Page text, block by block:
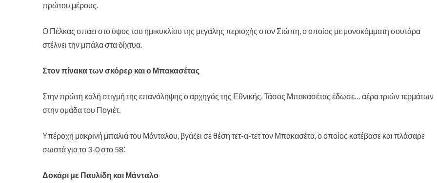
πρώτου μέρους.
Ο Πέλκας σπάει στο ύψος του ημικυκλίου της μεγάλης περιοχής στον Σιώπη, ο οποίος με μονοκόμματη σουτάρα
στέλνει την μπάλα στα δίχτυα.
Στον πίνακα των σκόρερ και ο Μπακασέτας
Στην πρώτη καλή στιγμή της επανάληψης ο αρχηγός της Εθνικής, Τάσος Μπακασέτας έδωσε… αέρα τριών τερμάτων
στην ομάδα του Πογιέτ.
Υπέροχη μακρινή μπαλιά του Μάνταλου, βγάζει σε θέση τετ-α-τετ τον Μπακασέτα, ο οποίος κατέβασε και πλάσαρε
σωστά για το 3-0 στο 58’.
Δοκάρι με Παυλίδη και Μάνταλο